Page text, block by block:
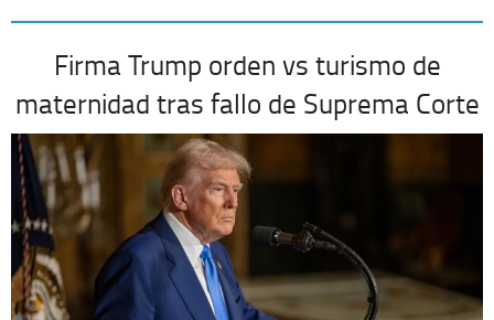
Firma Trump orden vs turismo de
maternidad tras fallo de Suprema Corte